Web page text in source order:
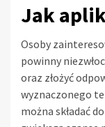
Jak
Osoby
powinny
oraz złożyć
wyznaczonego
można składać